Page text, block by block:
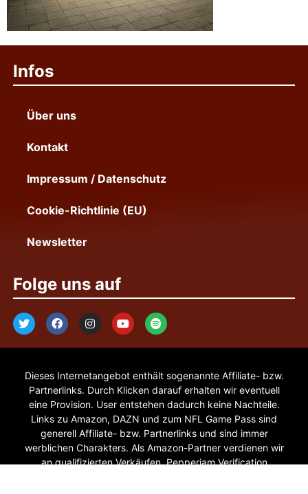
Infos
Über uns
Kontakt
Impressum / Datenschutz
Cookie-Richtlinie (EU)
Newsletter
Folge uns auf
Dieses Internetangebot enthält sogenannte Affiliate- bzw.
Partnerlinks. Durch Klicken darauf erhalten wir eventuell
eine Provision. User entstehen dadurch keine Nachteile.
Links zu Amazon, DAZN und zum NFL Game Pass sind
generell Affiliate- bzw. Partnerlinks und sind immer
werblichen Charakters. Als Amazon-Partner verdienen wir
an qualifizierten Verkäufen. Pepperjam Verification